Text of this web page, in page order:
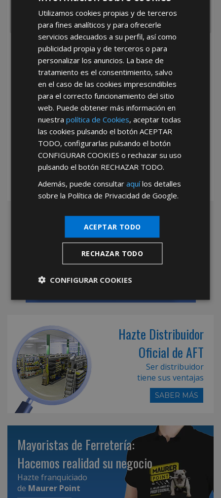
He leído y acepto la Política de Privacidad
*Abstenerse particulares, sólo venta a tiendas y empresas minoristas y
Hazte Distribuidor
Oficial de AFT
Ser distribuidor
tiene sus ventajas
SABER MÁS
Mayoristas de Ferretería:
Hacemos realidad su negocio
Hazte franquiciado
de Maurer Point
Utilizamos cookies propias y de terceros
para fines analíticos y para ofrecerle
servicios adecuados a su perfil, así como
publicidad propia y de terceros o para
personalizar los anuncios. La base de
tratamiento es el consentimiento, salvo
en el caso de las cookies imprescindibles
para el correcto funcionamiento del sitio
web. Puede obtener más información en
nuestrapolítica de Cookies, aceptar todas
las cookies pulsando el botónACEPTAR
TODO, configurarlas pulsando el botón
CONFIGURAR COOKIES o rechazar su uso
pulsando el botón RECHAZAR TODO.
Además, puede consultaraquílos detalles
sobre la Política de Privacidad de Google.
ACEPTAR TODO
RECHAZAR TODO
CONFIGURAR COOKIES